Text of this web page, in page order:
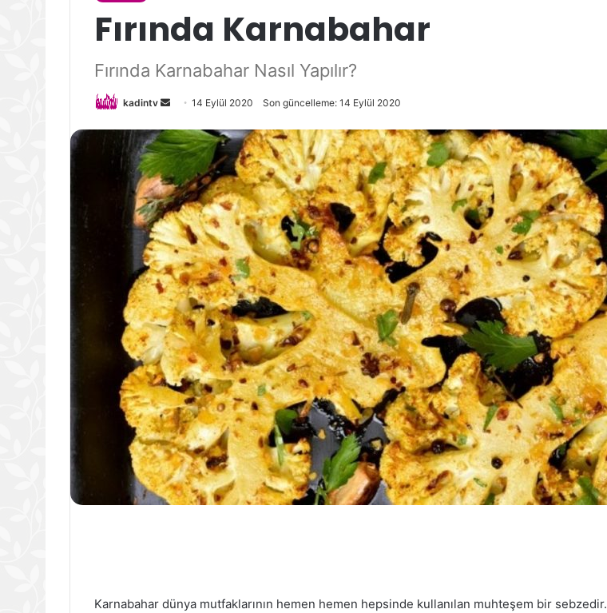
Fırında Karnabahar
Fırında Karnabahar Nasıl Yapılır?
kadintv
Bir
posta
göndermek
14 Eylül 2020 Son güncelleme: 14 Eylül 2020
Karnabahar dünya mutfaklarının hemen hemen hepsinde kullanılan muhteşem bir sebzedir.